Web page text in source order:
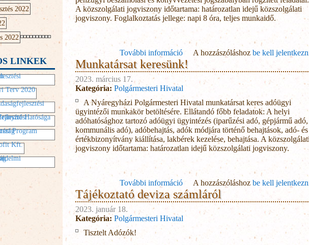
A közszolgálati jogviszony időtartama: határozatlan idejű közszolgálati
jogviszony. Foglalkoztatás jellege: napi 8 óra, teljes munkaidő.
További információ
Pénzügyi vezetőt keresünk!
A hozzászóláshoz be kell
Munkatársat keresünk!
2023. március 17.
Kategória: Polgármesteri Hivatal
A Nyáregyházi Polgármesteri Hivatal munkatársat keres adóügyi
ügyintézői munkakör betöltésére. Ellátandó főbb feladatok: A helyi
adóhatósághoz tartozó adóügyi ügyintézés (iparűzési adó, gépjármű adó,
kommunális adó), adóbehajtás, adók módjára történő behajtások, adó- és
értékbizonyítvány kiállítása, lakbérek kezelése, behajtása. A közszolgálati
jogviszony időtartama: határozatlan idejű közszolgálati jogviszony.
További információ
Munkatársat keresünk!
A hozzászóláshoz be kell
Tájékoztató deviza számláról
2023. január 18.
Kategória: Polgármesteri Hivatal
Tisztelt Adózók!
LINKEK